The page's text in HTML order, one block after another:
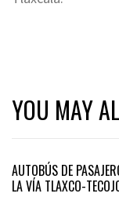
YOU MAY
AUTOBÚS DE
LA VÍA TLAXCO-